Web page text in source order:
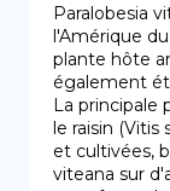
Paralobesia
l'Amérique
plante hôte
également
La principale
le raisin (Vitis
et cultivées,
viteana sur